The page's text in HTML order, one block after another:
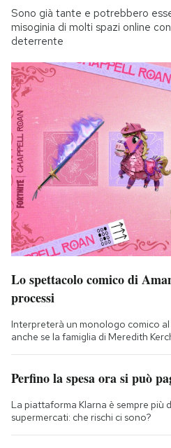
Sono già tante e potrebbero
misoginia di molti spazi online
deterrente
Lo spettacolo comico di
processi
Interpreterà un monologo comico al
anche se la famiglia di Meredith
Perfino la spesa ora si può
La piattaforma Klarna è sempre più
supermercati: che rischi ci sono?